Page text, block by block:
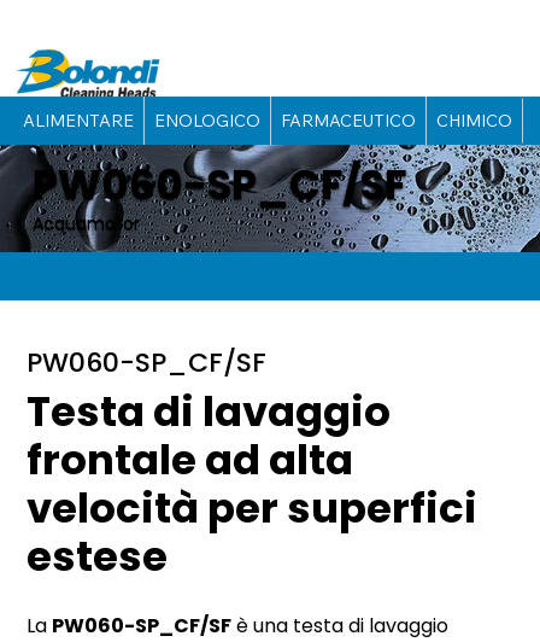
ALIMENTARE ENOLOGICO FARMACEUTICO CHIMICO
PW060-SP_CF/SF
Acquamotor
PW060-SP_CF/SF
Testa di lavaggio
frontale ad alta
velocità per superfici
estese
La PW060-SP_CF/SFè una testa di lavaggio